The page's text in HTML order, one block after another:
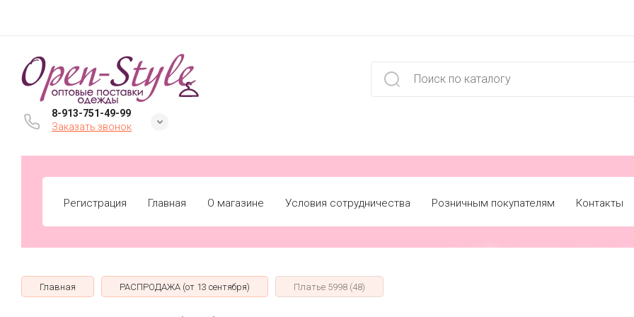
8-913-751-49-99
Заказать звонок
Регистрация Главная О магазине Условия сотрудничества Розничным покупателям Контакты
Главная РАСПРОДАЖА (от 13 сентября) Платье 5998 (48)